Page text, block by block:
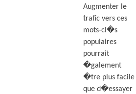
Augmenter le
trafic vers ces
mots-cl�s
populaires
pourrait
�galement
�tre plus facile
que d�essayer